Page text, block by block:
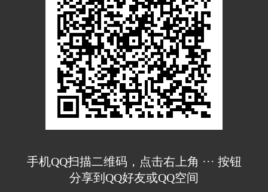
手机QQ扫描二维码，点击右上角 ··· 按钮
分享到QQ好友或QQ空间